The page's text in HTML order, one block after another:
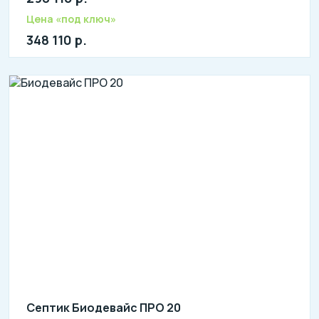
Цена «под ключ»
348 110 р.
Септик Биодевайс ПРО 20